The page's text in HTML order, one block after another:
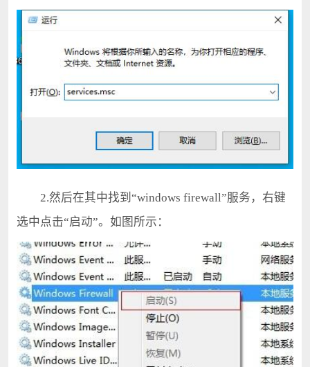
2.然后在其中找到“windows firewall”服务，右键
选中点击“启动”。如图所示：